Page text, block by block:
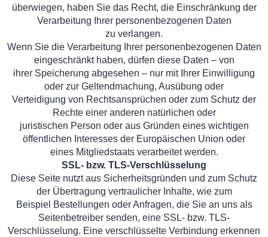
überwiegen, haben Sie das Recht, die Einschränkung der
Verarbeitung Ihrer personenbezogenen Daten
zu verlangen.
Wenn Sie die Verarbeitung Ihrer personenbezogenen Daten
eingeschränkt haben, dürfen diese Daten – von
ihrer Speicherung abgesehen – nur mit Ihrer Einwilligung
oder zur Geltendmachung, Ausübung oder
Verteidigung von Rechtsansprüchen oder zum Schutz der
Rechte einer anderen natürlichen oder
juristischen Person oder aus Gründen eines wichtigen
öffentlichen Interesses der Europäischen Union oder
eines Mitgliedstaats verarbeitet werden.
SSL- bzw. TLS-Verschlüsselung
Diese Seite nutzt aus Sicherheitsgründen und zum Schutz
der Übertragung vertraulicher Inhalte, wie zum
Beispiel Bestellungen oder Anfragen, die Sie an uns als
Seitenbetreiber senden, eine SSL- bzw. TLS-
Verschlüsselung. Eine verschlüsselte Verbindung erkennen